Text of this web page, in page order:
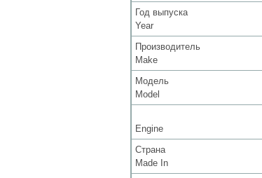
Год выпуска
Year
Производитель
Make
Модель
Model
Engine
Страна
Made In